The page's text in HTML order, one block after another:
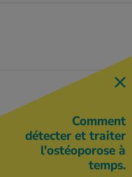
Comment
détecter et traiter
l'ostéoporose à
temps.